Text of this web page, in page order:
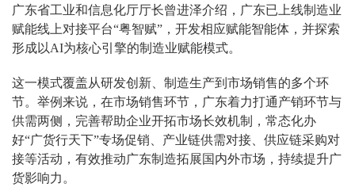
广东省工业和信息化厅厅长曾进泽介绍，广东已上线制造业
赋能线上对接平台“粤智赋”，开发相应赋能智能体，并探索
形成以AI为核心引擎的制造业赋能模式。
这一模式覆盖从研发创新、制造生产到市场销售的多个环
节。举例来说，在市场销售环节，广东着力打通产销环节与
供需两侧，完善帮助企业开拓市场长效机制，常态化办
好“广货行天下”专场促销、产业链供需对接、供应链采购对
接等活动，有效推动广东制造拓展国内外市场，持续提升广
货影响力。